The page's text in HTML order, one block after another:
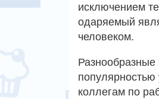
исключением
одаряемый
человеком.
Разнообразные
популярностью
коллегам по